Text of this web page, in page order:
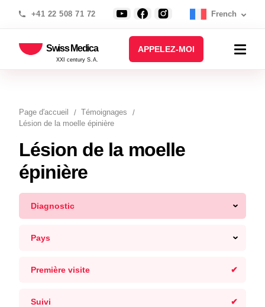
+41 22 508 71 72 French
Swiss Medica
XXI century S.A.
APPELEZ-MOI
Page d′accueil
Témoignages
Lésion de la moelle épinière
Lésion de la moelle
épinière
Diagnostic
Pays
Première visite
Suivi